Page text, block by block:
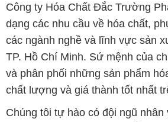
Công ty Hóa Chất Đắc Trường
dạng các nhu cầu về hóa chất,
các ngành nghề và lĩnh vực sản
TP. Hồ Chí Minh. Sứ mệnh của
và phân phối những sản phẩm
chất lượng và giá thành tốt nhất
Chúng tôi tự hào có đội ngũ nhân